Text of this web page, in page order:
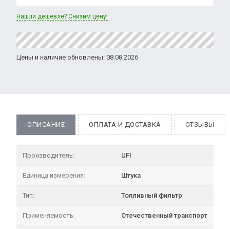
Нашли дешевле? Снизим цену!
Цены и наличие обновлены: 08.08.2026
ОПИСАНИЕ ОПЛАТА И ДОСТАВКА ОТЗЫВЫ
Производитель: UFI
Единица измерения: Штука
Тип: Топливный фильтр
Применяемость: Отечественный транспорт